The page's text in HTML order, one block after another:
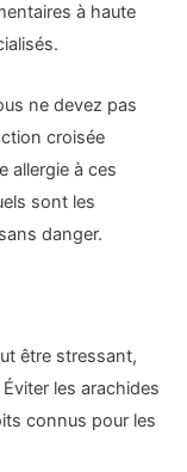
à haute
ne devez pas
croisée
allergie à ces
sont les
danger.
être stressant,
les arachides
connus pour les